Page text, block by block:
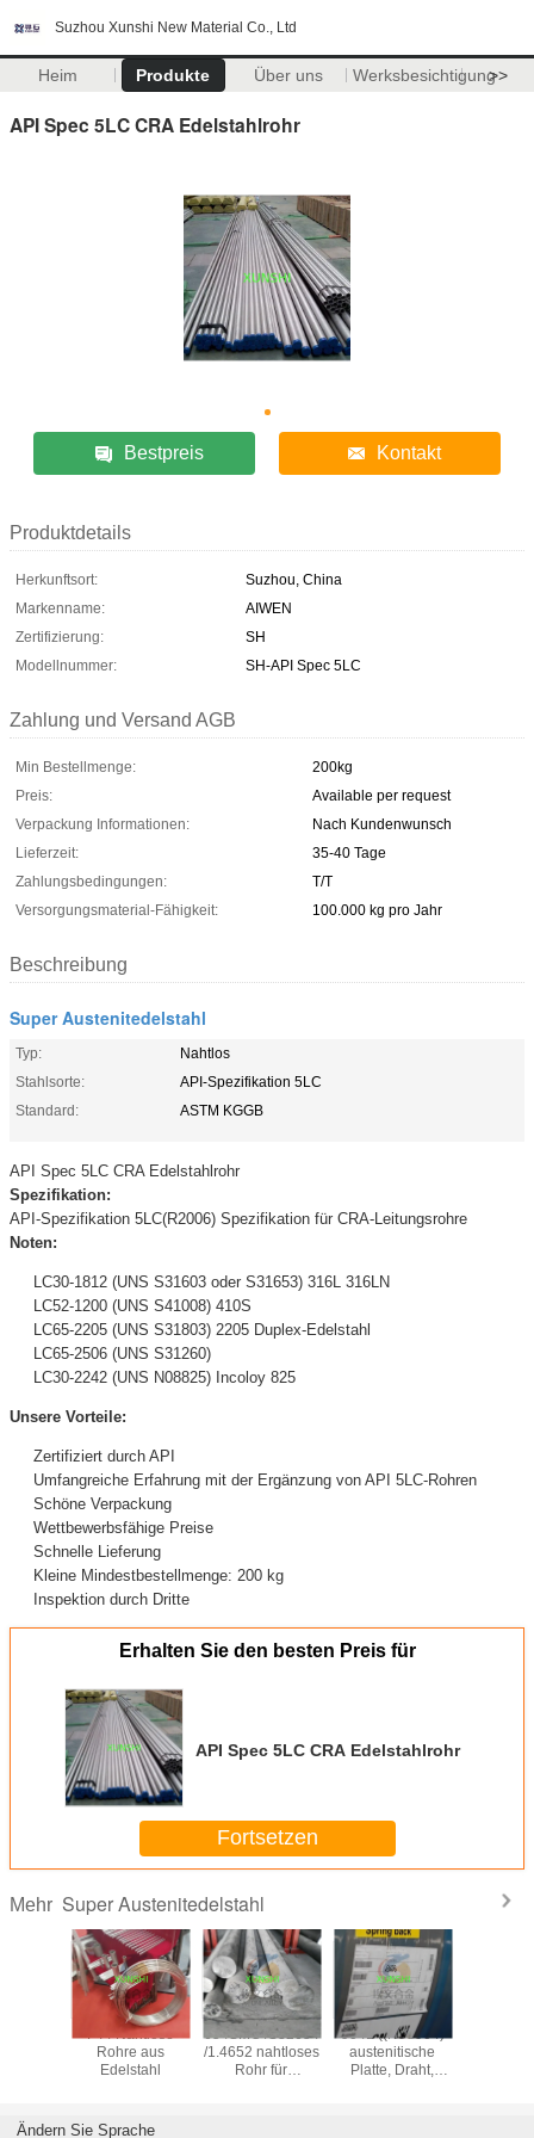
Suzhou Xunshi New Material Co., Ltd
Heim Produkte Über uns Werksbesichtigung>>
API Spec 5LC CRA Edelstahlrohr
Bestpreis Kontakt
Produktdetails
Herkunftsort:
Suzhou, China
Markenname:
AIWEN
Zertifizierung:
SH
Modellnummer:
SH-API Spec 5LC
Zahlung und Versand AGB
Min Bestellmenge:
200kg
Preis:
Available per request
Verpackung Informationen:
Nach Kundenwunsch
Lieferzeit:
35-40 Tage
Zahlungsbedingungen:
T/T
Versorgungsmaterial-Fähigkeit:
100.000 kg pro Jahr
Beschreibung
Super Austenitedelstahl
Typ:
Nahtlos
Stahlsorte:
API-Spezifikation 5LC
Standard:
ASTM KGGB
API Spec 5LC CRA Edelstahlrohr
Spezifikation:
API-Spezifikation 5LC(R2006) Spezifikation für CRA-Leitungsrohre
Noten:
LC30-1812 (UNS S31603 oder S31653) 316L 316LN
LC52-1200 (UNS S41008) 410S
LC65-2205 (UNS S31803) 2205 Duplex-Edelstahl
LC65-2506 (UNS S31260)
LC30-2242 (UNS N08825) Incoloy 825
Unsere Vorteile:
Zertifiziert durch API
Umfangreiche Erfahrung mit der Ergänzung von API 5LC-Rohren
Schöne Verpackung
Wettbewerbsfähige Preise
Schnelle Lieferung
Kleine Mindestbestellmenge: 200 kg
Inspektion durch Dritte
Erhalten Sie den besten Preis für
API Spec 5LC CRA Edelstahlrohr
Fortsetzen
Mehr Super Austenitedelstahl
F44 Nahtlose
Rohre aus
Edelstahl
654SMO /S32654
/1.4652 nahtloses
Rohr für
904L ((N08904)
austenitische
Platte, Draht,
Ändern Sie Sprache